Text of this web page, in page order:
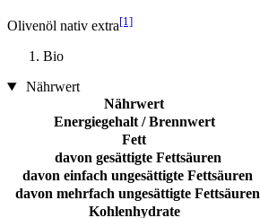
Olivenöl nativ extra[1]
Bio
Nährwert
Nährwert
Energiegehalt / Brennwert
Fett
davon gesättigte Fettsäuren
davon einfach ungesättigte Fettsäuren
davon mehrfach ungesättigte Fettsäuren
Kohlenhydrate